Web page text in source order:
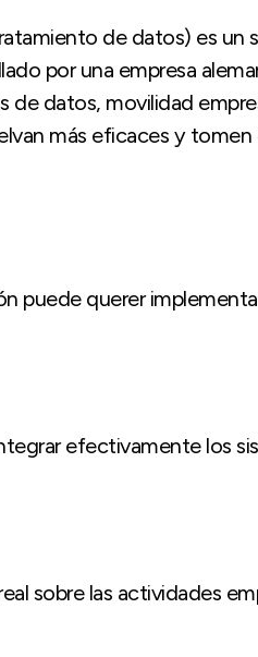
de datos) es un
por una empresa
de datos, movilidad
más eficaces y tomen
puede querer
efectivamente los
sobre las actividades